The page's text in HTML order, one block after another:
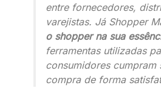
entre fornecedores,
varejistas. Já Shopper
o shopper na sua
ferramentas utilizadas
consumidores cumpram
compra de forma